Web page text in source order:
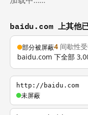
baidu.com 上其他
部分被屏蔽4 间歇性
baidu.com 下全部
http://baidu.com
未屏蔽